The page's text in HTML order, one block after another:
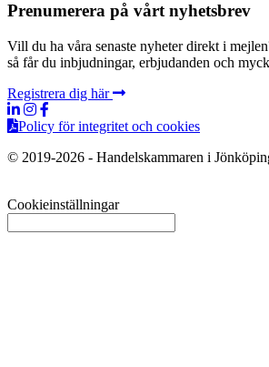
Prenumerera på vårt nyhetsbrev
Vill du ha våra senaste nyheter direkt i
så får du inbjudningar, erbjudanden och
Registrera dig här
Policy för integritet och cookies
© 2019-2026 - Handelskammaren i
Cookieinställningar